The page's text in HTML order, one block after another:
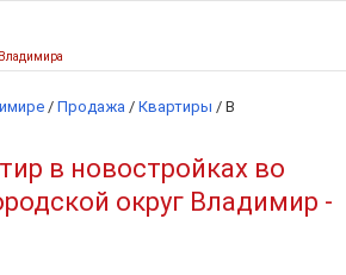
/ Продажа / Квартиры / В
в новостройках во
округ Владимир -